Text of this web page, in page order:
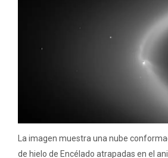
La imagen muestra una nube
de hielo de Encélado atrapadas en el